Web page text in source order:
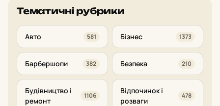
Тематичні рубрики
Авто 581 Бізнес 1373
Барбершопи 382 Безпека 210
Будівництво і
ремонт
1106
Відпочинок і
розваги
478